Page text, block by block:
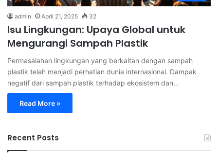
admin April 21, 2025 32
Isu Lingkungan: Upaya Global untuk
Mengurangi Sampah Plastik
Permasalahan lingkungan yang berkaitan dengan sampah
plastik telah menjadi perhatian dunia internasional. Dampak
negatif dari sampah plastik terhadap ekosistem dan…
Read More »
Recent Posts